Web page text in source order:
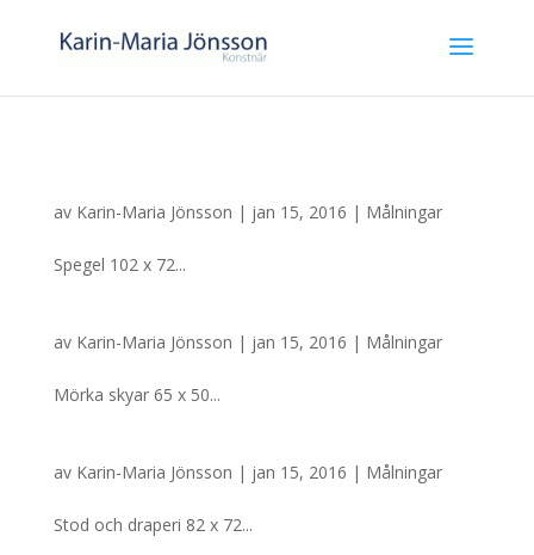
av Karin-Maria Jönsson | jan 15, 2016 | Målningar
Spegel 102 x 72...
av Karin-Maria Jönsson | jan 15, 2016 | Målningar
Mörka skyar 65 x 50...
av Karin-Maria Jönsson | jan 15, 2016 | Målningar
Stod och draperi 82 x 72...